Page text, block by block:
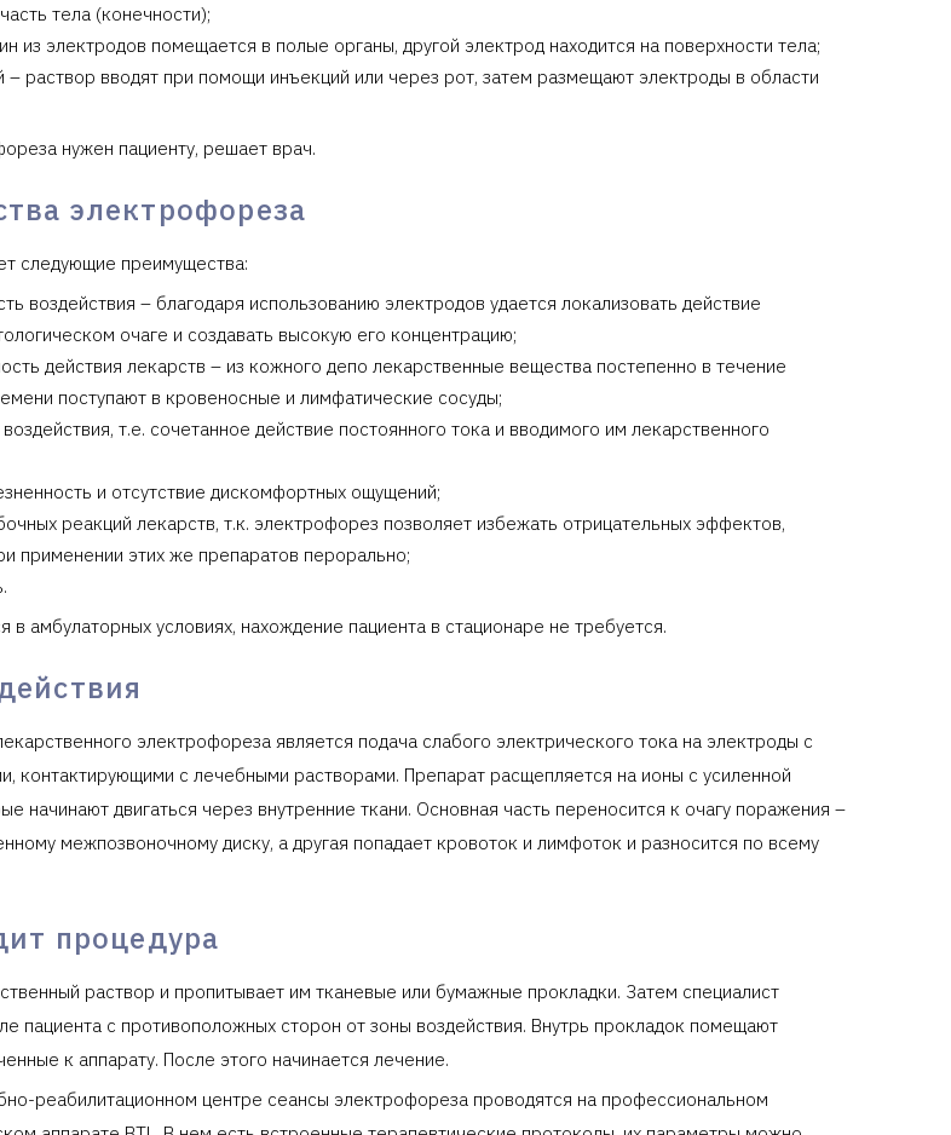
тела (конечности);
из электродов помещается в полые органы, другой электрод находится на поверхности тела;
– раствор вводят при помощи инъекций или через рот, затем размещают электроды в области
нужен пациенту, решает врач.
электрофореза
следующие преимущества:
воздействия – благодаря использованию электродов удается локализовать действие
очаге и создавать высокую его концентрацию;
действия лекарств – из кожного депо лекарственные вещества постепенно в течение
поступают в кровеносные и лимфатические сосуды;
т.е. сочетанное действие постоянного тока и вводимого им лекарственного
и отсутствие дискомфортных ощущений;
реакций лекарств, т.к. электрофорез позволяет избежать отрицательных эффектов,
применении этих же препаратов перорально;
в амбулаторных условиях, нахождение пациента в стационаре не требуется.
электрофореза является подача слабого электрического тока на электроды с
контактирующими с лечебными растворами. Препарат расщепляется на ионы с усиленной
начинают двигаться через внутренние ткани. Основная часть переносится к очагу поражения –
межпозвоночному диску, а другая попадает кровоток и лимфоток и разносится по всему
процедура
раствор и пропитывает им тканевые или бумажные прокладки. Затем специалист
пациента с противоположных сторон от зоны воздействия. Внутрь прокладок помещают
к аппарату. После этого начинается лечение.
реабилитационном центре сеансы электрофореза проводятся на профессиональном